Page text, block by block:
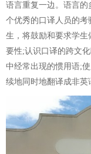
语言重复一边。语言
个优秀的口译人员的
生，将鼓励和要求学
要性;认识口译的跨文
中经常出现的惯用语;
续地同时地翻译成非英